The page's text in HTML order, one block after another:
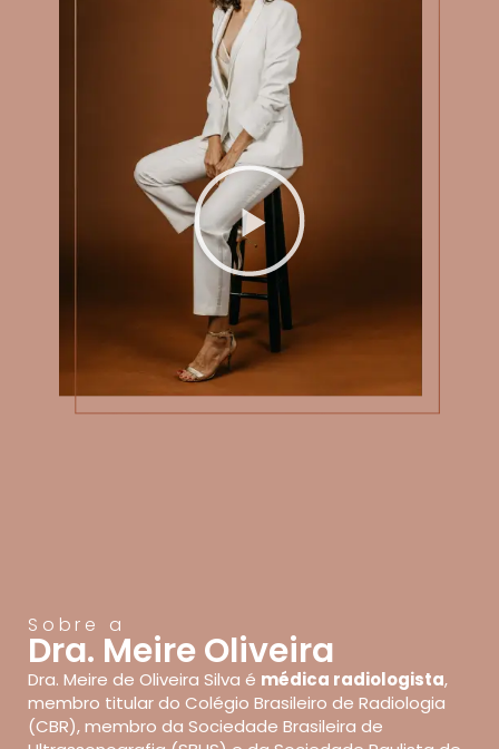
Sobre a
Dra. Meire Oliveira
Dra. Meire de Oliveira Silva é médica radiologista,
membro titular do Colégio Brasileiro de Radiologia
(CBR), membro da Sociedade Brasileira de